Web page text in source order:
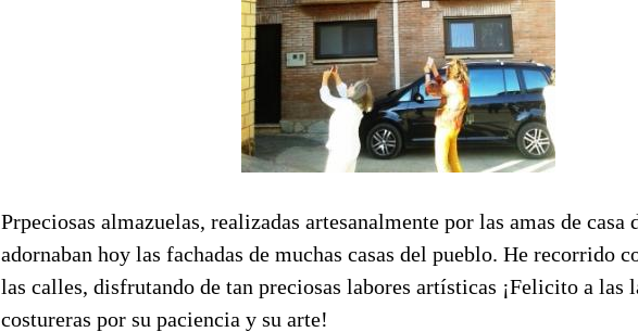
Prpeciosas almazuelas, realizadas artesanalmente por las amas de casa
adornaban hoy las fachadas de muchas casas del pueblo. He recorrido
las calles, disfrutando de tan preciosas labores artísticas ¡Felicito a las
costureras por su paciencia y su arte!